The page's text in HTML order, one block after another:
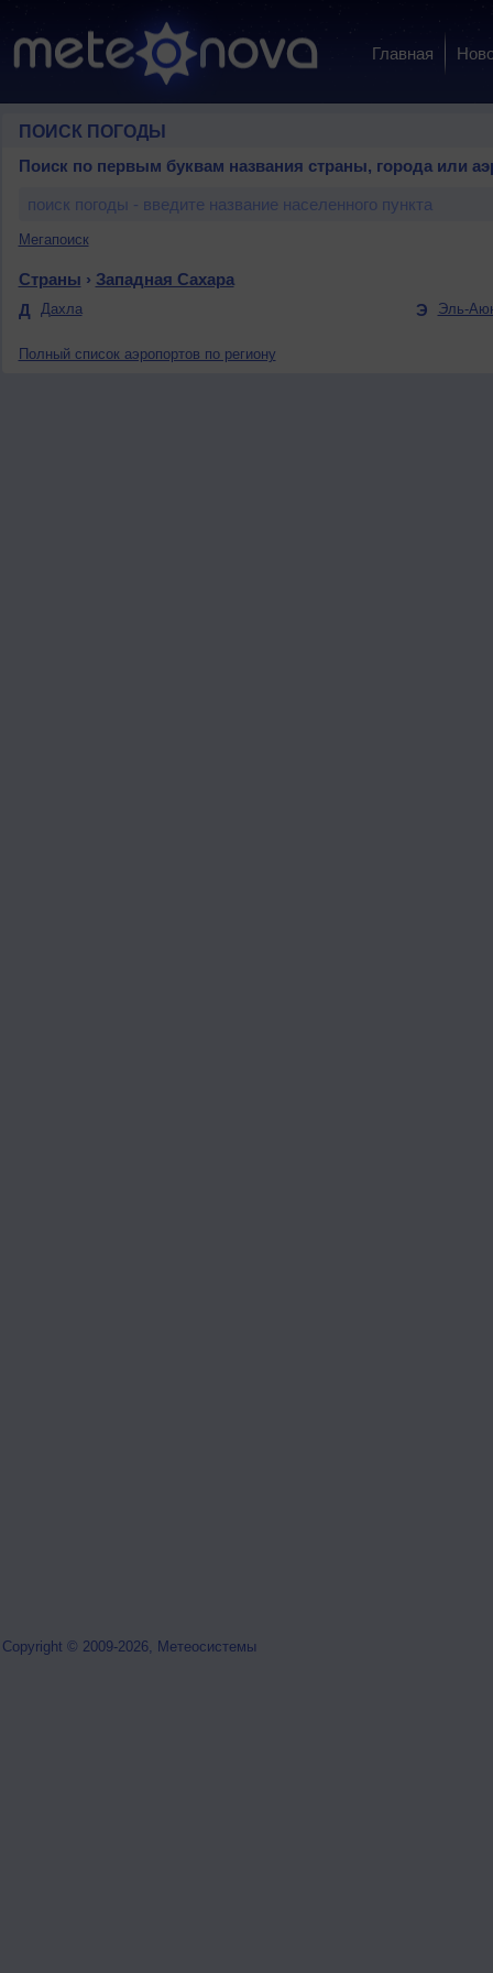
Главная
ПОИСК ПОГОДЫ
Поиск по первым буквам названия страны, города или
Мегапоиск
Страны › Западная Сахара
Д
Дахла Э Эль-
Полный список аэропортов по региону
Copyright © 2009-2026, Метеосистемы